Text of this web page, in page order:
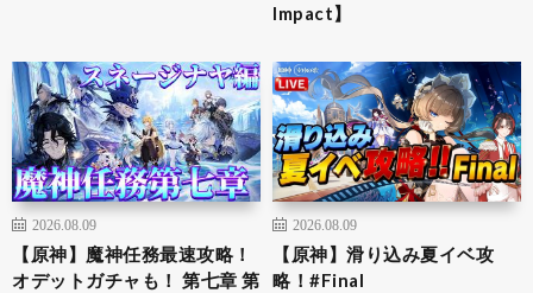
Impact】
2026.08.09
【原神】魔神任務最速攻略！
オデットガチャも！ 第七章 第
2026.08.09
【原神】滑り込み夏イベ攻
略！#Final